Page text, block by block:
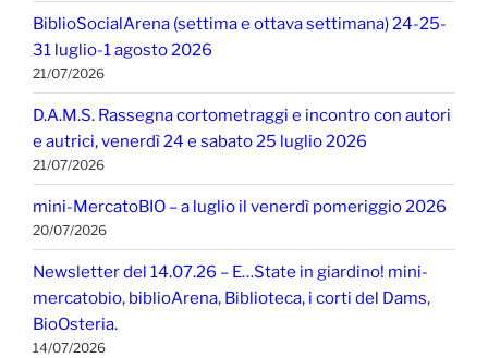
BiblioSocialArena (settima e ottava settimana) 24-25-
31 luglio-1 agosto 2026
21/07/2026
D.A.M.S. Rassegna cortometraggi e incontro con autori
e autrici, venerdì 24 e sabato 25 luglio 2026
21/07/2026
mini-MercatoBIO – a luglio il venerdì pomeriggio 2026
20/07/2026
Newsletter del 14.07.26 – E…State in giardino! mini-
mercatobio, biblioArena, Biblioteca, i corti del Dams,
BioOsteria.
14/07/2026